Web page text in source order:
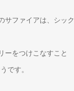
サファイアは、シック
ーをつけこなすこと
です。